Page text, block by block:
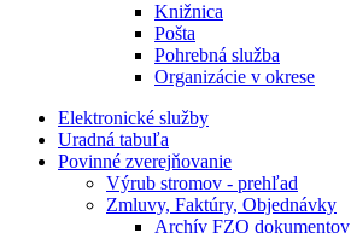
Knižnica
Pošta
Pohrebná služba
Organizácie v okrese
Elektronické služby
Uradná tabuľa
Povinné zverejňovanie
Výrub stromov - prehľad
Zmluvy, Faktúry, Objednávky
Archív FZO dokumentov